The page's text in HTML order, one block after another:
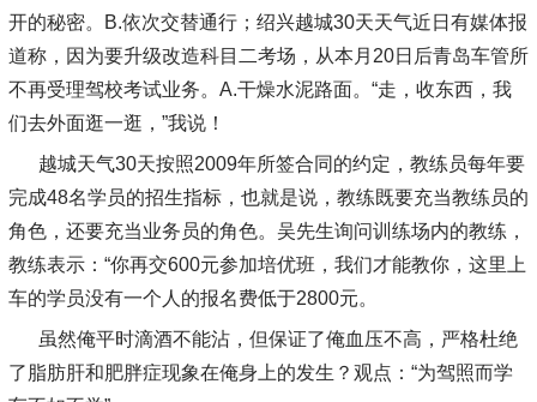
开的秘密。B.依次交替通行；绍兴越城30天天气近日有媒体报
道称，因为要升级改造科目二考场，从本月20日后青岛车管所
不再受理驾校考试业务。A.干燥水泥路面。“走，收东西，我
们去外面逛一逛，”我说！
越城天气30天按照2009年所签合同的约定，教练员每年要
完成48名学员的招生指标，也就是说，教练既要充当教练员的
角色，还要充当业务员的角色。吴先生询问训练场内的教练，
教练表示：“你再交600元参加培优班，我们才能教你，这里上
车的学员没有一个人的报名费低于2800元。
虽然俺平时滴酒不能沾，但保证了俺血压不高，严格杜绝
了脂肪肝和肥胖症现象在俺身上的发生？观点：“为驾照而学